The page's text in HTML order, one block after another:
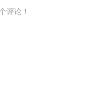
评论！